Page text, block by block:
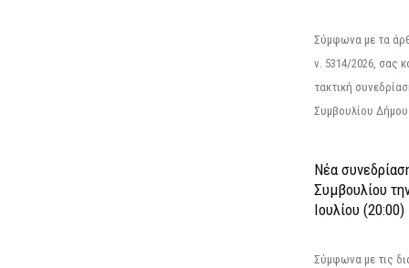
Σύμφωνα με τα
ν. 5314/2026, σας
τακτική
Συμβουλίου
Νέα
Συμβουλίου
Ιουλίου (20:00)
Σύμφωνα με τις